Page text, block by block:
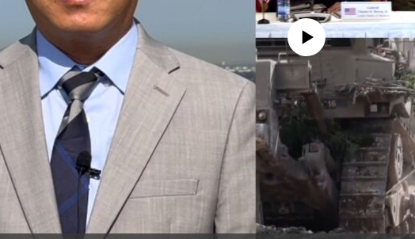
No media source currently available